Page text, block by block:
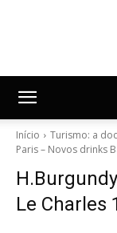
Início Turismo: a
Paris – Novos drinks
Le Charles